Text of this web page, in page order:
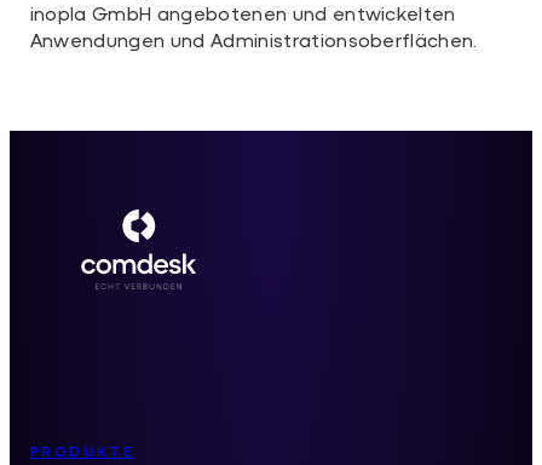
inopla GmbH angebotenen und entwickelten
Anwendungen und Administrationsoberflächen.
Inhaltsverzeichnis
PRODUKTE